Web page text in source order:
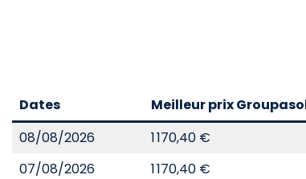
Dates Meilleur prix
08/08/2026
1 170,40 €
07/08/2026
1 170,40 €